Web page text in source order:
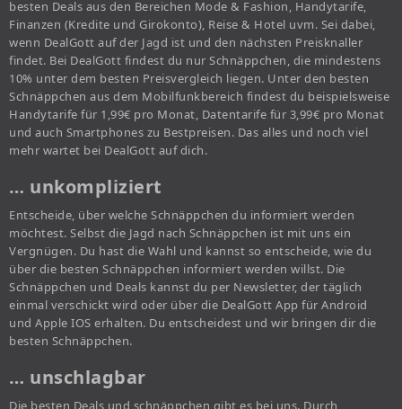
besten Deals aus den Bereichen Mode & Fashion, Handytarife,
Finanzen (Kredite und Girokonto), Reise & Hotel uvm. Sei dabei,
wenn DealGott auf der Jagd ist und den nächsten Preisknaller
findet. Bei DealGott findest du nur Schnäppchen, die mindestens
10% unter dem besten Preisvergleich liegen. Unter den besten
Schnäppchen aus dem Mobilfunkbereich findest du beispielsweise
Handytarife für 1,99€ pro Monat, Datentarife für 3,99€ pro Monat
und auch Smartphones zu Bestpreisen. Das alles und noch viel
mehr wartet bei DealGott auf dich.
… unkompliziert
Entscheide, über welche Schnäppchen du informiert werden
möchtest. Selbst die Jagd nach Schnäppchen ist mit uns ein
Vergnügen. Du hast die Wahl und kannst so entscheide, wie du
über die besten Schnäppchen informiert werden willst. Die
Schnäppchen und Deals kannst du per Newsletter, der täglich
einmal verschickt wird oder über die DealGott App für Android
und Apple IOS erhalten. Du entscheidest und wir bringen dir die
besten Schnäppchen.
… unschlagbar
Die besten Deals und schnäppchen gibt es bei uns. Durch